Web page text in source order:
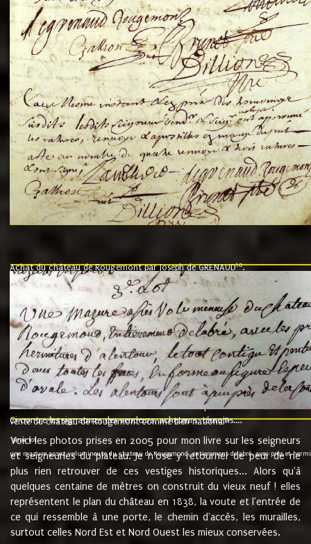
Achat du château de Rougemont par Joseph de GRENAUD10.
"l'an mil six cent soixante treze le ving neuvième jour du mois de
nommé fut présent Messire Claude Guillaume de Moyriat chevalier baron
vend, purement simplement et irrevocablement a monseigneur monsieur
et chavannes conseiller du roy au parlement de Bourgogne, present et
que le dit seigneur Baron de la Vellière a sur ses hommes, indivisables et
de la Velliere tout ainsi et comme le dit seigneur Baron et ses
présent......"
suivent les rentes, donation des terriers, etc... au prix de 880 livre louis
Ci contre les signatures des vendeurs, acheteurs, témoins....
vente du château de Rougemont comme bien national9.
"3ème lot
une mazure assez volumineuse du chateau de Rougemond, entierement delabré, avec près et
Voici les photos prises en 2005 pour mon livre sur les seigneurs
et seigneuries du plateau. Je n'ose y retourner de peur de ne
plus rien retrouver de ces vestiges historiques... Alors qu'à
quelques centaine de mètres on construit du vieux neuf ! elles
représentent le plan du château en 1838, la voute et l'entrée de
ce qui ressemble à une porte, le chemin d'accès, les murailles,
surtout celles Nord Est et Nord Ouest les mieux conservées.